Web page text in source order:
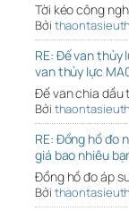
Tời kéo công
Bởi
RE: Đế van
van thủy lực
Đế van chia dầu
Bởi
RE: Đồng hồ đo
giá bao nhiêu
Đồng hồ đo áp
Bởi